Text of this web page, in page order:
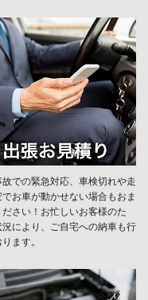
での緊急対応、車検切れや走
お車が動かせない場合もおま
さい！お忙しいお客様のた
により、ご自宅への納⾞も⾏
ます。